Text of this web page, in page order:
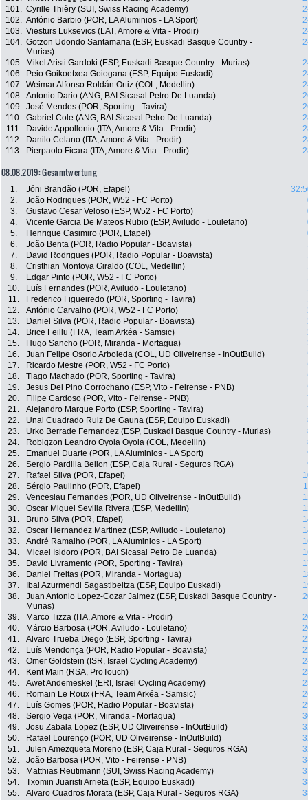
101. Cyrille Thièry (SUI, Swiss Racing Academy)
102. António Barbio (POR, LA Aluminios - LA Sport)
103. Viesturs Luksevics (LAT, Amore & Vita - Prodir)
104. Gotzon Udondo Santamaria (ESP, Euskadi Basque Country -
Murias)
105. Mikel Aristi Gardoki (ESP, Euskadi Basque Country - Murias)
106.
Peio Goikoetxea Goiogana (ESP, Equipo Euskadi)
107. Weimar Alfonso Roldán Ortiz (COL, Medellin)
108. Antonio Dario (ANG, BAI Sicasal Petro De Luanda)
109. José Mendes (POR, Sporting - Tavira)
110. Gabriel Cole (ANG, BAI Sicasal Petro De Luanda)
111.
Davide Appollonio (ITA, Amore & Vita - Prodir)
112.
Danilo Celano (ITA, Amore & Vita - Prodir)
113.
Pierpaolo Ficara (ITA, Amore & Vita - Prodir)
08.08.2019: Gesamtwertung
1. Jóni Brandão (POR, Efapel)
2.
João Rodrigues (POR, W52 - FC Porto)
3.
Gustavo Cesar Veloso (ESP, W52 - FC Porto)
4.
Vicente Garcia De Mateos Rubio (ESP, Aviludo - Louletano)
5.
Henrique Casimiro (POR, Efapel)
6.
João Benta (POR, Radio Popular - Boavista)
7.
David Rodrigues (POR, Radio Popular - Boavista)
8.
Cristhian Montoya Giraldo (COL, Medellin)
9.
Edgar Pinto (POR, W52 - FC Porto)
10.
Luís Fernandes (POR, Aviludo - Louletano)
11.
Frederico Figueiredo (POR, Sporting - Tavira)
12.
António Carvalho (POR, W52 - FC Porto)
13.
Daniel Silva (POR, Radio Popular - Boavista)
14.
Brice Feillu (FRA, Team Arkéa - Samsic)
15.
Hugo Sancho (POR, Miranda - Mortagua)
16.
Juan Felipe Osorio Arboleda (COL, UD Oliveirense - InOutBuild)
17.
Ricardo Mestre (POR, W52 - FC Porto)
18.
Tiago Machado (POR, Sporting - Tavira)
19.
Jesus Del Pino Corrochano (ESP, Vito - Feirense - PNB)
20.
Filipe Cardoso (POR, Vito - Feirense - PNB)
21.
Alejandro Marque Porto (ESP, Sporting - Tavira)
22.
Unai Cuadrado Ruiz De Gauna (ESP, Equipo Euskadi)
23.
Urko Berrade Fernandez (ESP, Euskadi Basque Country - Murias)
24.
Robigzon Leandro Oyola Oyola (COL, Medellin)
25.
Emanuel Duarte (POR, LA Aluminios - LA Sport)
26.
Sergio Pardilla Bellon (ESP, Caja Rural - Seguros RGA)
27.
Rafael Silva (POR, Efapel)
28.
Sérgio Paulinho (POR, Efapel)
29.
Venceslau Fernandes (POR, UD Oliveirense - InOutBuild)
30.
Oscar Miguel Sevilla Rivera (ESP, Medellin)
31.
Bruno Silva (POR, Efapel)
32.
Oscar Hernandez Martinez (ESP, Aviludo - Louletano)
33.
André Ramalho (POR, LA Aluminios - LA Sport)
34.
Micael Isidoro (POR, BAI Sicasal Petro De Luanda)
35.
David Livramento (POR, Sporting - Tavira)
36.
Daniel Freitas (POR, Miranda - Mortagua)
37.
Ibai Azurmendi Sagastibeltza (ESP, Equipo Euskadi)
38.
Juan Antonio Lopez-Cozar Jaimez (ESP, Euskadi Basque Country -
Murias)
39. Marco Tizza (ITA, Amore & Vita - Prodir)
40.
Márcio Barbosa (POR, Aviludo - Louletano)
41.
Alvaro Trueba Diego (ESP, Sporting - Tavira)
42.
Luís Mendonça (POR, Radio Popular - Boavista)
43.
Omer Goldstein (ISR, Israel Cycling Academy)
44.
Kent Main (RSA, ProTouch)
45.
Awet Andemeskel (ERI, Israel Cycling Academy)
46.
Romain Le Roux (FRA, Team Arkéa - Samsic)
47.
Luís Gomes (POR, Radio Popular - Boavista)
48.
Sergio Vega (POR, Miranda - Mortagua)
49.
Josu Zabala Lopez (ESP, UD Oliveirense - InOutBuild)
50.
Rafael Lourenço (POR, UD Oliveirense - InOutBuild)
51.
Julen Amezqueta Moreno (ESP, Caja Rural - Seguros RGA)
52.
João Barbosa (POR, Vito - Feirense - PNB)
53.
Matthias Reutimann (SUI, Swiss Racing Academy)
54.
Txomin Juaristi Arrieta (ESP, Equipo Euskadi)
55.
Alvaro Cuadros Morata (ESP, Caja Rural - Seguros RGA)